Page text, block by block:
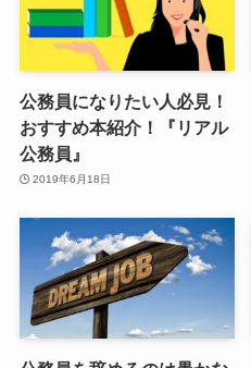
公務員になりたい人必見！
おすすめ本紹介！『リアル
公務員』
2019年6月18日